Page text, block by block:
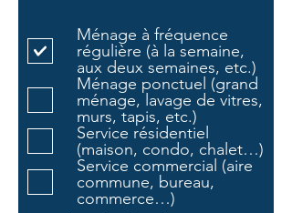
g
a
t
o
i
r
e
Ménage à fréquence
régulière (à la semaine,
aux deux semaines, etc.)
Ménage ponctuel (grand
ménage, lavage de vitres,
murs, tapis, etc.)
Service résidentiel
(maison, condo, chalet…)
Service commercial (aire
commune, bureau,
commerce…)